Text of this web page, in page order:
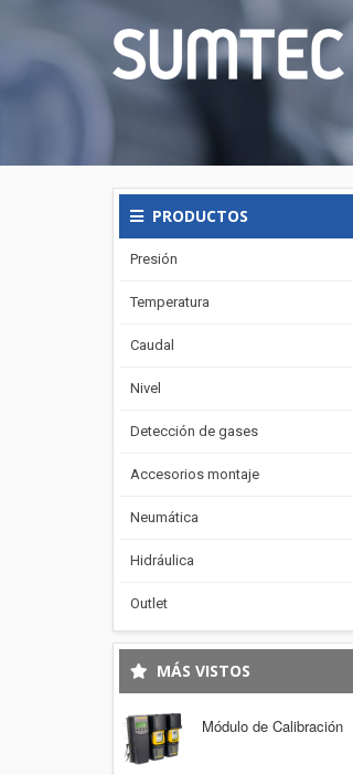
PRODUCTOS
Presión
Temperatura
Caudal
Nivel
Detección de gases
Accesorios montaje
Neumática
Hidráulica
Outlet
MÁS VISTOS
Módulo de Calibración